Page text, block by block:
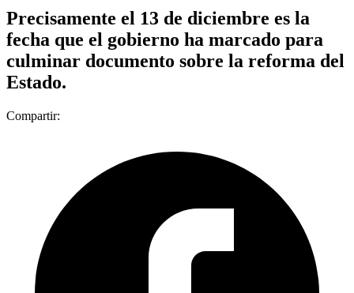
Precisamente el 13 de diciembre es la
fecha que el gobierno ha marcado para
culminar documento sobre la reforma del
Estado.
Compartir: